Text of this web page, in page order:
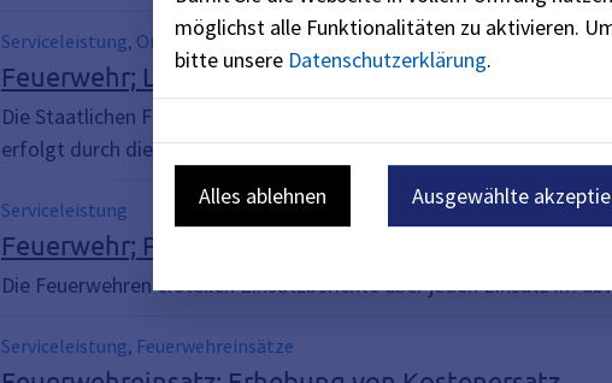
Serviceleistung, Online-Dienst
Feuerwehr; Lehrgangsanmeldung
Die Staatlichen Feuerwehrschulen Bayerns bieten den
erfolgt durch die Kreisverwaltungsbehörde. Die Regierungen
Serviceleistung
Feuerwehr; Prüfung und Weiterleitung von
Die Feuerwehren erstellen Einsatzberichte über jeden Einsatz im
Serviceleistung, Feuerwehreinsätze
möglichst alle Funktionalitäten zu aktivieren.
bitte unsere Datenschutzerklärung.
Alles ablehnen Ausgewählte